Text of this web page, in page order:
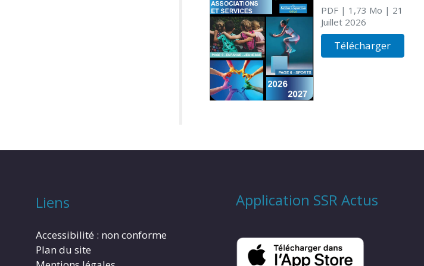
PDF| 1,73 Mo | 21
Juillet 2026
Télécharger
Liens
Accessibilité : non conforme
Plan du site
Application SSR Actus